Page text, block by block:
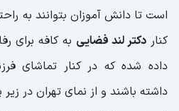
است تا دانش آموزان بتوانند به
کنار دکتر لند فضایی به کافه برای
داده شده که در کنار تماشای
داشته باشند و از نمای تهران در